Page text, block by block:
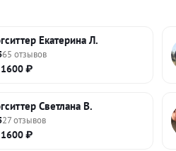
Екатерина Л.
65 отзывов
₽
Светлана В.
27 отзывов
₽